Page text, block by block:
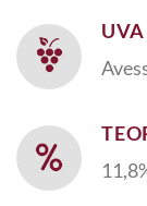
UVA